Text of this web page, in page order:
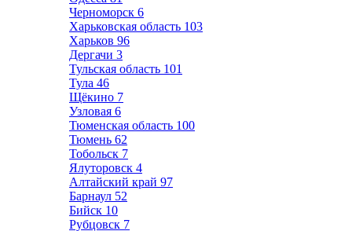
Черноморск 6
Харьковская область 103
Харьков 96
Дергачи 3
Тульская область 101
Тула 46
Щёкино 7
Узловая 6
Тюменская область 100
Тюмень 62
Тобольск 7
Ялуторовск 4
Алтайский край 97
Барнаул 52
Бийск 10
Рубцовск 7